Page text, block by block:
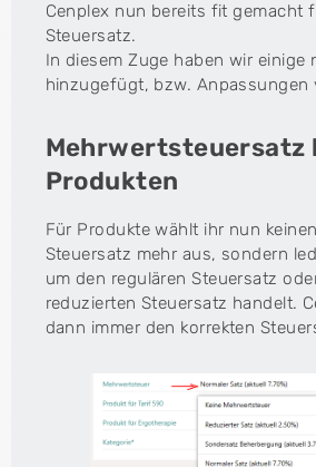
Cenplex nun bereits fit gemacht
Steuersatz.
In diesem Zuge haben wir einige
hinzugefügt, bzw. Anpassungen
Mehrwertsteuersatz
Produkten
Für Produkte wählt ihr nun
Steuersatz mehr aus, sondern
um den regulären Steuersatz
reduzierten Steuersatz handelt.
dann immer den korrekten